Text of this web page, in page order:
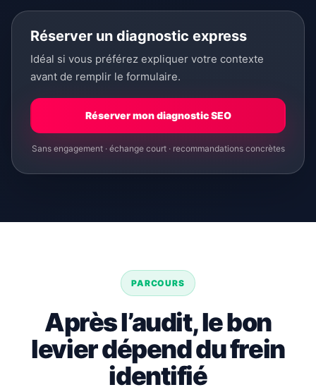
Réserver un diagnostic express
Idéal si vous préférez expliquer votre contexte
avant de remplir le formulaire.
Réserver mon diagnostic SEO
Sans engagement · échange court · recommandations concrètes
PARCOURS
Après l’audit, le bon
levier dépend du frein
identifié